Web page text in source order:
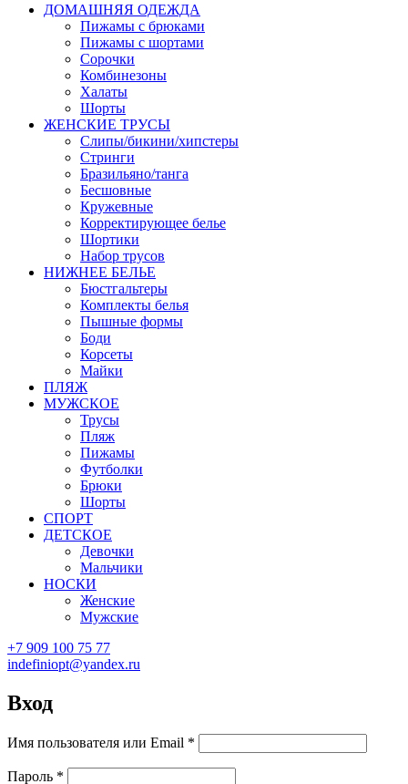
ДОМАШНЯЯ ОДЕЖДА
Пижамы с брюками
Пижамы с шортами
Сорочки
Комбинезоны
Халаты
Шорты
ЖЕНСКИЕ ТРУСЫ
Слипы/бикини/хипстеры
Стринги
Бразильяно/танга
Бесшовные
Кружевные
Корректирующее белье
Шортики
Набор трусов
НИЖНЕЕ БЕЛЬЕ
Бюстгальтеры
Комплекты белья
Пышные формы
Боди
Корсеты
Майки
ПЛЯЖ
МУЖСКОЕ
Трусы
Пляж
Пижамы
Футболки
Брюки
Шорты
СПОРТ
ДЕТСКОЕ
Девочки
Мальчики
НОСКИ
Женские
Мужские
+7 909 100 75 77
indefiniopt@yandex.ru
Вход
Имя пользователя или Email *
Пароль *